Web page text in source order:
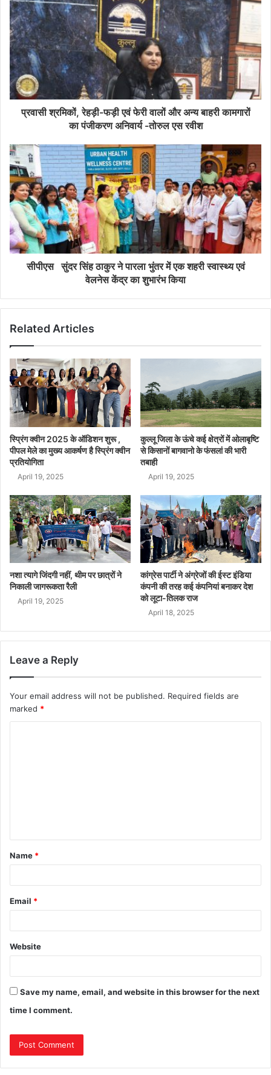
प्रवासी श्रमिकों, रेहड़ी-फड़ी एवं फेरी वालों और अन्य बाहरी कामगारों
का पंजीकरण अनिवार्य -तोरुल एस रवीश
सीपीएस सुंदर सिंह ठाकुर ने पारला भुंतर में एक शहरी स्वास्थ्य एवं
वेलनेस केंद्र का शुभारंभ किया
Related Articles
स्प्रिंग क्वीन 2025 के ऑडिशन शुरू ,
पीपल मेले का मुख्य आकर्षण है स्प्रिंग क्वीन
प्रतियोगिता
April 19, 2025
कुल्लू जिला के ऊंचे कई क्षेत्रों में ओलाबृष्टि
से किसानों बागवानो के फंसलां की भारी
तबाही
April 19, 2025
नशा त्यागे जिंदगी नहीं, थीम पर छात्रों ने
निकाली जागरूकता रैली
April 19, 2025
कांग्रेस पार्टी ने अंग्रेजों की ईस्ट इंडिया
कंपनी की तरह कई कंपनियां बनाकर देश
को लूटा-तिलक राज
April 18, 2025
Leave a Reply
Your email address will not be published. Required fields are
marked *
Name *
Email *
Website
Save my name, email, and website in this browser for the next
time I comment.